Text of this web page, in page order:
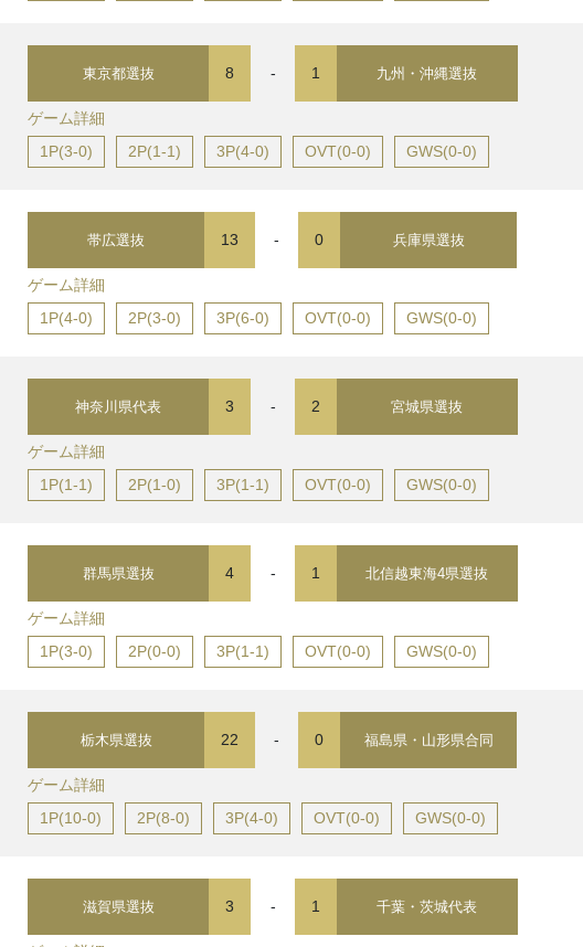
東京都選抜 8 - 1 九州・沖縄選抜
ゲーム詳細
1P(3-0)
2P(1-1) 3P(4-0) OVT(0-0) GWS(0-0)
帯広選抜 13 - 0 兵庫県選抜
ゲーム詳細
1P(4-0)
2P(3-0) 3P(6-0) OVT(0-0) GWS(0-0)
神奈川県代表 3 - 2 宮城県選抜
ゲーム詳細
1P(1-1)
2P(1-0) 3P(1-1) OVT(0-0) GWS(0-0)
群馬県選抜 4 - 1 北信越東海4県選抜
ゲーム詳細
1P(3-0)
2P(0-0) 3P(1-1) OVT(0-0) GWS(0-0)
栃木県選抜 22 - 0 福島県・山形県合同
ゲーム詳細
1P(10-0)
2P(8-0) 3P(4-0) OVT(0-0) GWS(0-0)
滋賀県選抜 3 - 1 千葉・茨城代表